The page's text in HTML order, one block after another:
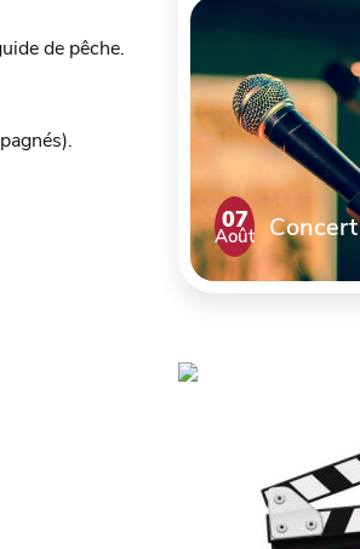
de pêche.
07
Août Concert